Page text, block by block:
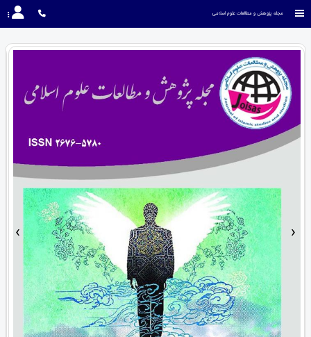
مجله پژوهش و مطالعات علوم اسلامی
› ‹